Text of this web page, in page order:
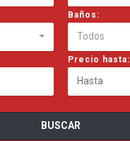
Baños:
Todos
Precio hasta:
BUSCAR